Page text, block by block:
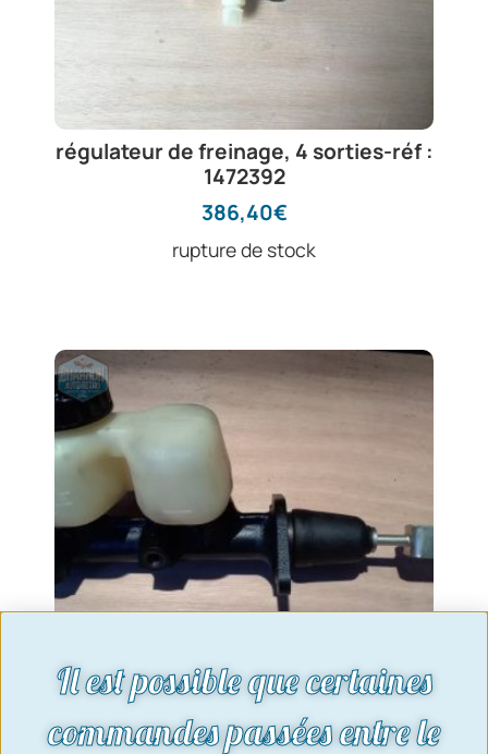
régulateur de freinage, 4 sorties-réf :
1472392
386,40€
rupture de stock
Il est possible que certaines
commandes passées entre le